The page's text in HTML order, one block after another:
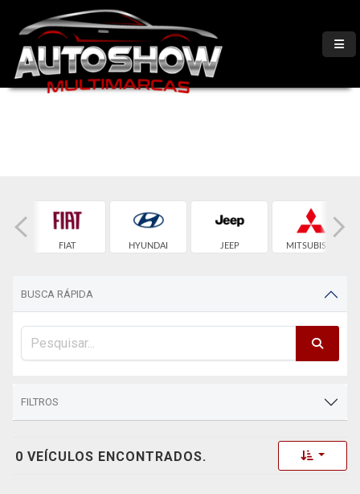
FIAT HYUNDAI JEEP MITSUBISHI
BUSCA RÁPIDA
FILTROS
0 VEÍCULOS ENCONTRADOS. Toggle